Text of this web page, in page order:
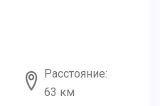
Расстояние:
63 км